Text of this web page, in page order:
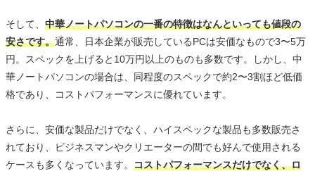
そして、 中華ノートパソコンの一番の特徴はなんといっても値段の
安さです。通常、日本企業が販売しているPCは安価なもので3〜5万
円。スペックを上げると10万円以上のものも多数です。しかし、中
華ノートパソコンの場合は、同程度のスペックで約2〜3割ほど低価
格であり、コストパフォーマンスに優れています。
さらに、安価な製品だけでなく、ハイスペックな製品も多数販売さ
れており、ビジネスマンやクリエーターの間でも好んで使用される
ケースも多くなっています。 コストパフォーマンスだけでなく、ロ